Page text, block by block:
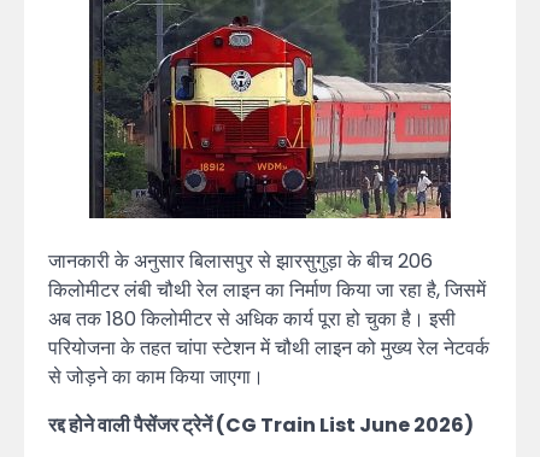
जानकारी के अनुसार बिलासपुर से झारसुगुड़ा के बीच 206
किलोमीटर लंबी चौथी रेल लाइन का निर्माण किया जा रहा है, जिसमें
अब तक 180 किलोमीटर से अधिक कार्य पूरा हो चुका है। इसी
परियोजना के तहत चांपा स्टेशन में चौथी लाइन को मुख्य रेल नेटवर्क
से जोड़ने का काम किया जाएगा।
रद्द होने वाली पैसेंजर ट्रेनें (CG Train List June 2026)